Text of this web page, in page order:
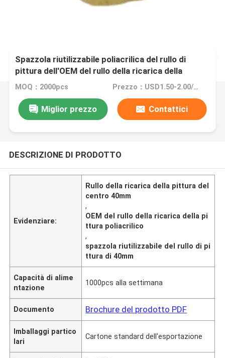
Spazzola riutilizzabile poliacrilica del rullo di
pittura dell'OEM del rullo della ricarica della
pittura del centro 40mm
MOQ：2000pcs Prezzo：USD1.50-2.00/Pc
Miglior prezzo Contattici
DESCRIZIONE DI PRODOTTO
Evidenziare:
Rullo della ricarica della pittura del
centro 40mm
,
OEM del rullo della ricarica della pi
ttura poliacrilico
,
spazzola riutilizzabile del rullo di pi
ttura di 40mm
Capacità di alime
ntazione
1000pcs alla settimana
Documento Brochure del prodotto PDF
Imballaggi partico
lari
Cartone standard dell'esportazione